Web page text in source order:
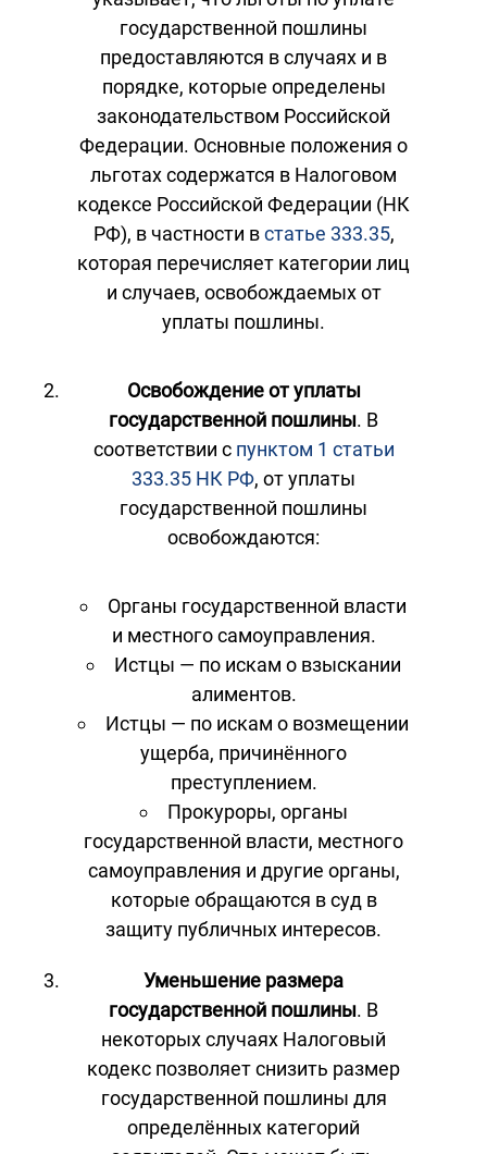
государственной пошлины
предоставляются в случаях и в
порядке, которые определены
законодательством Российской
Федерации. Основные положения о
льготах содержатся в Налоговом
кодексе Российской Федерации (НК
РФ), в частности встатье 333.35,
которая перечисляет категории лиц
и случаев, освобождаемых от
уплаты пошлины.
Освобождение от уплаты
государственной пошлины. В
соответствии с пунктом 1 статьи
333.35 НК РФ, от уплаты
государственной пошлины
освобождаются:
Органы государственной власти
и местного самоуправления.
Истцы — по искам о взыскании
алиментов.
Истцы — по искам о возмещении
ущерба, причинённого
преступлением.
Прокуроры, органы
государственной власти, местного
самоуправления и другие органы,
которые обращаются в суд в
защиту публичных интересов.
Уменьшение размера
государственной пошлины. В
некоторых случаях Налоговый
кодекс позволяет снизить размер
государственной пошлины для
определённых категорий